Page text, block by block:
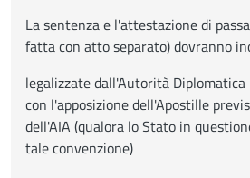
La sentenza e l'attestazione di
fatta con atto separato) dovranno
legalizzate dall'Autorità
con l'apposizione dell'Apostille
dell'AIA (qualora lo Stato in
tale convenzione)